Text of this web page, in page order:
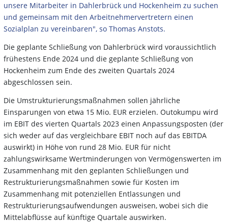
unsere Mitarbeiter in Dahlerbrück und Hockenheim zu suchen
und gemeinsam mit den Arbeitnehmervertretern einen
Sozialplan zu vereinbaren", so Thomas Anstots.
Die geplante Schließung von Dahlerbrück wird voraussichtlich
frühestens Ende 2024 und die geplante Schließung von
Hockenheim zum Ende des zweiten Quartals 2024
abgeschlossen sein.
Die Umstrukturierungsmaßnahmen sollen jährliche
Einsparungen von etwa 15 Mio. EUR erzielen. Outokumpu wird
im EBIT des vierten Quartals 2023 einen Anpassungsposten (der
sich weder auf das vergleichbare EBIT noch auf das EBITDA
auswirkt) in Höhe von rund 28 Mio. EUR für nicht
zahlungswirksame Wertminderungen von Vermögenswerten im
Zusammenhang mit den geplanten Schließungen und
Restrukturierungsmaßnahmen sowie für Kosten im
Zusammenhang mit potenziellen Entlassungen und
Restrukturierungsaufwendungen ausweisen, wobei sich die
Mittelabflüsse auf künftige Quartale auswirken.